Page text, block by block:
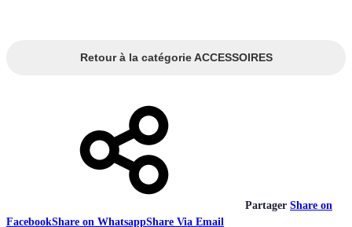
Retour à la catégorie ACCESSOIRES
Partager Share on
FacebookShare on WhatsappShare Via Email